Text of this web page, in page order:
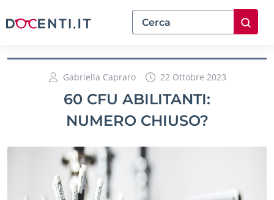
Gabriella Capraro 22 Ottobre 2023
60 CFU ABILITANTI:
NUMERO CHIUSO?